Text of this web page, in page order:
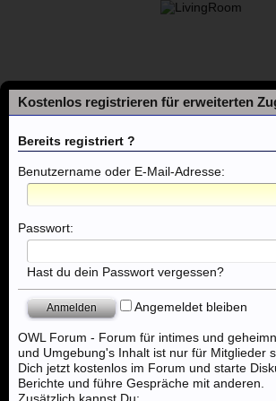
Foren ..:: Massagen ::.. Massage -
Foren
Themen mit aktuellen Beiträgen
Kostenlos registrieren für erweiterten
Bereits registriert ?
Benutzername oder E-Mail-Adresse:
Passwort:
Hast du dein Passwort vergessen?
Angemeldet bleiben
OWL Forum - Forum für intimes und
und Umgebung's Inhalt ist nur für Mitglieder
Dich jetzt kostenlos im Forum und starte
Berichte und führe Gespräche mit anderen.
Zusätzlich kannst Du: